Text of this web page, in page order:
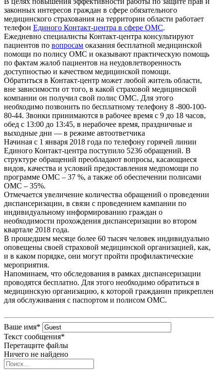
законных интересов граждан в сфере обязательного
медицинского страхования на территории области работает
телефон Единого Контакт-центра в сфере ОМС.
Ежедневно специалисты Контакт-центра консультируют
пациентов по вопросам оказания бесплатной медицинской
помощи по полису ОМС и оказывают практическую помощь
по фактам жалоб пациентов на неудовлетворенность
доступностью и качеством медицинской помощи.
Обратиться в Контакт-центр может любой житель области,
вне зависимости от того, в какой страховой медицинской
компании он получил свой полис ОМС. Для этого
необходимо позвонить по бесплатному телефону 8 -800-100-
80-44. Звонки принимаются в рабочее время с 9 до 18 часов,
обед с 13:00 до 13:45, в нерабочее время, праздничные и
выходные дни — в режиме автоответчика
Начиная с 1 января 2018 года по телефону горячей линии
Единого Контакт-центра поступило 5236 обращений. В
структуре обращений преобладают вопросы, касающиеся
видов, качества и условий предоставления медпомощи по
программе ОМС – 37 %, а также об обеспечении полисами
ОМС – 35%.
Отмечается увеличение количества обращений о проведении
диспансеризации, в связи с проведением кампании по
индивидуальному информированию граждан о
необходимости прохождения диспансеризации во втором
квартале 2018 года.
В прошедшем месяце более 60 тысяч человек индивидуально
оповещены своей страховой медицинской организацией, как,
и в каком порядке, они могут пройти профилактические
мероприятия.
Напоминаем, что обследования в рамках диспансеризации
проводятся бесплатно. Для этого необходимо обратиться в
медицинскую организацию, к которой гражданин прикреплен
для обслуживания с паспортом и полисом ОМС.
Ваше имя*
Текст сообщения*
Перетащите файлы
Ничего не найдено